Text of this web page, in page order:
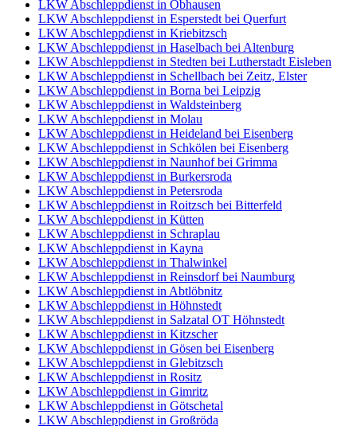
LKW Abschleppdienst in Obhausen
LKW Abschleppdienst in Esperstedt bei Querfurt
LKW Abschleppdienst in Kriebitzsch
LKW Abschleppdienst in Haselbach bei Altenburg
LKW Abschleppdienst in Stedten bei Lutherstadt Eisleben
LKW Abschleppdienst in Schellbach bei Zeitz, Elster
LKW Abschleppdienst in Borna bei Leipzig
LKW Abschleppdienst in Waldsteinberg
LKW Abschleppdienst in Molau
LKW Abschleppdienst in Heideland bei Eisenberg
LKW Abschleppdienst in Schkölen bei Eisenberg
LKW Abschleppdienst in Naunhof bei Grimma
LKW Abschleppdienst in Burkersroda
LKW Abschleppdienst in Petersroda
LKW Abschleppdienst in Roitzsch bei Bitterfeld
LKW Abschleppdienst in Kütten
LKW Abschleppdienst in Schraplau
LKW Abschleppdienst in Kayna
LKW Abschleppdienst in Thalwinkel
LKW Abschleppdienst in Reinsdorf bei Naumburg
LKW Abschleppdienst in Abtlöbnitz
LKW Abschleppdienst in Höhnstedt
LKW Abschleppdienst in Salzatal OT Höhnstedt
LKW Abschleppdienst in Kitzscher
LKW Abschleppdienst in Gösen bei Eisenberg
LKW Abschleppdienst in Glebitzsch
LKW Abschleppdienst in Rositz
LKW Abschleppdienst in Gimritz
LKW Abschleppdienst in Götschetal
LKW Abschleppdienst in Großröda